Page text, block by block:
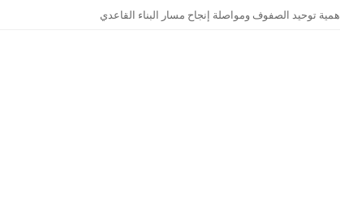
توحيد الصفوف ومواصلة إنجاح مسار البناء القاعدي